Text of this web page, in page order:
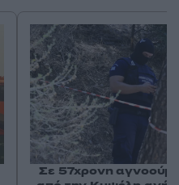
Σε 57χρονη